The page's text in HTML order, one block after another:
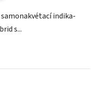
indika-
s...